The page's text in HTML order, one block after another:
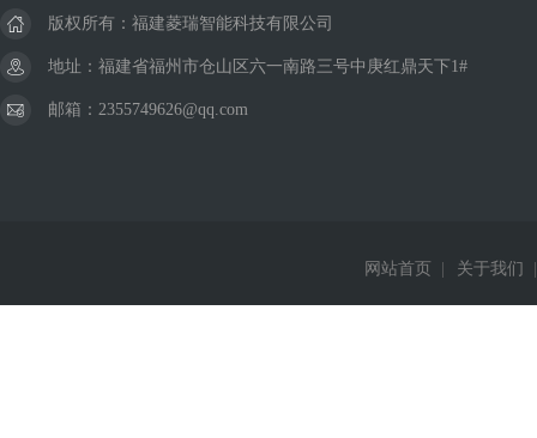
版权所有：福建菱瑞智能科技有限公司
地址：福建省福州市仓山区六一南路三号中庚红鼎天下1#
邮箱：2355749626@qq.com
网站首页 关于我们